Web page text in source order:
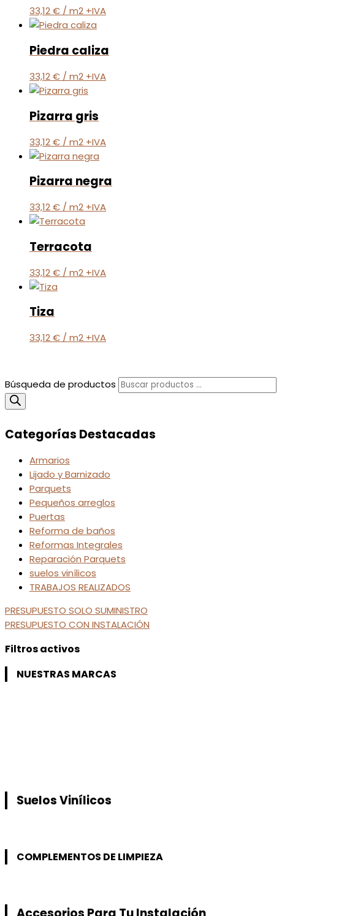
33,12€ / m2 +IVA
Piedra caliza
33,12€ / m2 +IVA
Pizarra gris
33,12€ / m2 +IVA
Pizarra negra
33,12€ / m2 +IVA
Terracota
33,12€ / m2 +IVA
Tiza
33,12€ / m2 +IVA
Búsqueda de productos
Categorías Destacadas
Armarios
Lijado y Barnizado
Parquets
Pequeños arreglos
Puertas
Reforma de baños
Reformas Integrales
Reparación Parquets
suelos vinílicos
TRABAJOS REALIZADOS
PRESUPUESTO SOLO SUMINISTRO
PRESUPUESTO CON INSTALACIÓN
Filtros activos
NUESTRAS MARCAS
Suelos Vinílicos
COMPLEMENTOS DE LIMPIEZA